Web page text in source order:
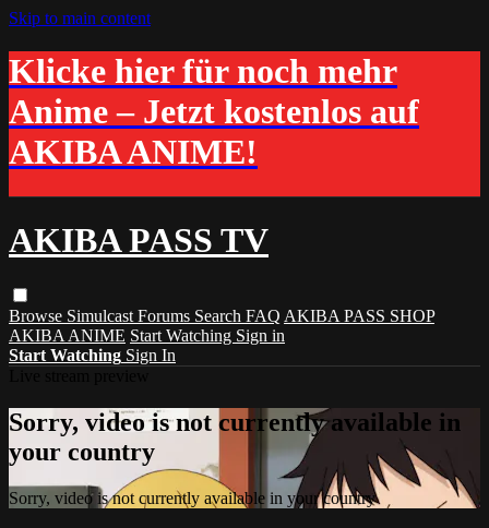
Skip to main content
Klicke hier für noch mehr
Anime – Jetzt kostenlos auf
AKIBA ANIME!
AKIBA PASS TV
Browse Simulcast Forums Search FAQ AKIBA PASS SHOP
AKIBA ANIME Start Watching Sign in
Start Watching Sign In
Sorry, video is not currently available in
your country
Sorry, video is not currently available in your country